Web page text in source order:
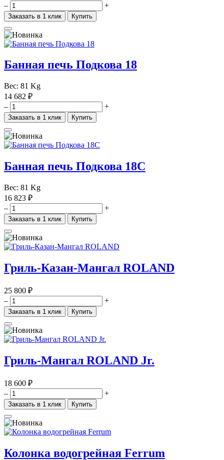
–
+
Заказать в 1 клик Купить
Банная печь Подкова 18
Вес: 81 Kg
14 682 ₽
–
+
Заказать в 1 клик Купить
Банная печь Подкова 18С
Вес: 81 Kg
16 823 ₽
–
+
Заказать в 1 клик Купить
Гриль-Казан-Мангал ROLAND
25 800 ₽
–
+
Заказать в 1 клик Купить
Гриль-Мангал ROLAND Jr.
18 600 ₽
–
+
Заказать в 1 клик Купить
Колонка водогрейная Ferrum